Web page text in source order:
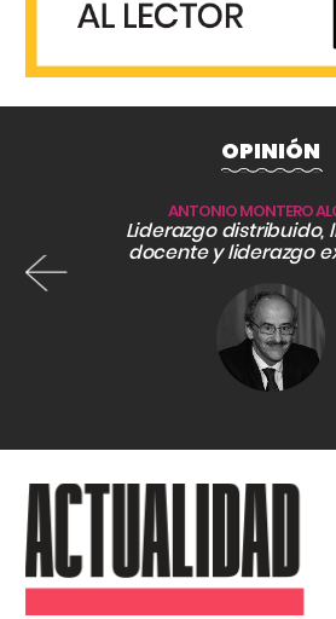
OPINIÓN
ANTONIO MONTERO
Liderazgo distribuido,
docente y liderazgo
SIN
CATEGORÍA